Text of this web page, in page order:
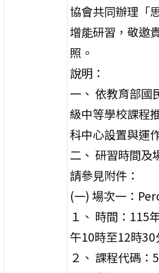
協會共同辦理「
增能研習，敬邀
照。
說明：
一、 依教育部國
級中等學校課程
科中心設置與運
二、 研習時間及
請參見附件：
(一) 場次一：
１、 時間：115
午10時至12時30
２、 課程代碼：